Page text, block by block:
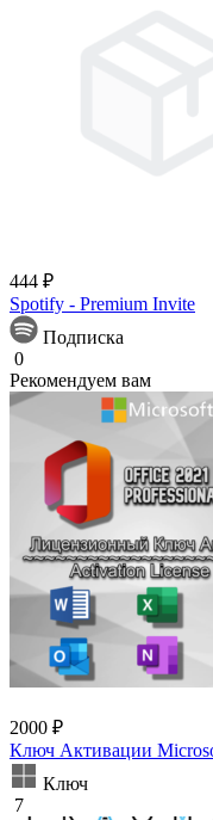
444 ₽
Spotify - Premium Invite
Подписка
0
Рекомендуем вам
2000 ₽
Ключ Активации
Ключ
7